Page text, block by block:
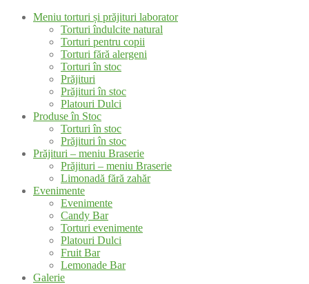
Meniu torturi și prăjituri laborator
Torturi îndulcite natural
Torturi pentru copii
Torturi fără alergeni
Torturi în stoc
Prăjituri
Prăjituri în stoc
Platouri Dulci
Produse în Stoc
Torturi în stoc
Prăjituri în stoc
Prăjituri – meniu Braserie
Prăjituri – meniu Braserie
Limonadă fără zahăr
Evenimente
Evenimente
Candy Bar
Torturi evenimente
Platouri Dulci
Fruit Bar
Lemonade Bar
Galerie